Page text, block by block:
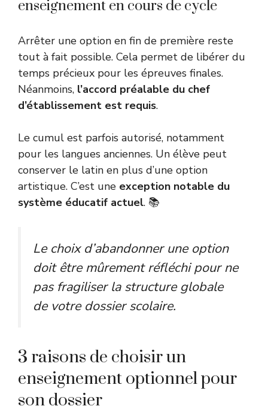
enseignement en cours de cycle
Arrêter une option en fin de première reste
tout à fait possible. Cela permet de libérer du
temps précieux pour les épreuves finales.
Néanmoins, l’accord préalable du chef
d’établissement est requis.
Le cumul est parfois autorisé, notamment
pour les langues anciennes. Un élève peut
conserver le latin en plus d’une option
artistique. C’est une exception notable du
système éducatif actuel. 📚
Le choix d’abandonner une option
doit être mûrement réfléchi pour ne
pas fragiliser la structure globale
de votre dossier scolaire.
3 raisons de choisir un
enseignement optionnel pour
son dossier